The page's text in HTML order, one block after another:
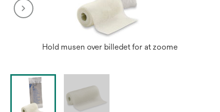
Hold musen over billedet for at zoome